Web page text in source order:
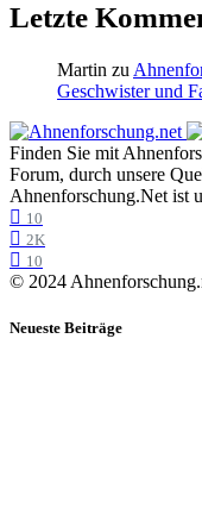
Letzte
Martin zu
Geschwister und
Finden Sie mit
Forum, durch unsere
Ahnenforschung.Net ist
10
2K
10
© 2024
Neueste Beiträge